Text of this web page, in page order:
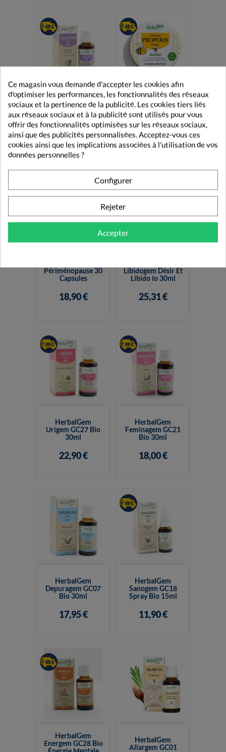
HerbalGem
Stomagem GC23
Bio 30ml
13,99 €
HerbalGem
Gommes Propolis
Gorge Junior Bio
45g
5,90 €
Périménopause 30
Capsules
18,90 €
Libidogem Désir Et
Libido Io 30ml
25,31 €
HerbalGem
Urigem GC27 Bio
30ml
22,90 €
HerbalGem
Feminagem GC21
Bio 30ml
18,00 €
HerbalGem
Depuragem GC07
Bio 30ml
17,95 €
HerbalGem
Sanogem GC18
Spray Bio 15ml
11,90 €
HerbalGem
Energem GC28 Bio
HerbalGem
Allargem GC01
Ce magasin vous demande d'accepter les cookies afin
d'optimiser les performances, les fonctionnalités des réseaux
sociaux et la pertinence de la publicité. Les cookies tiers liés
aux réseaux sociaux et à la publicité sont utilisés pour vous
offrir des fonctionnalités optimisées sur les réseaux sociaux,
ainsi que des publicités personnalisées. Acceptez-vous ces
cookies ainsi que les implications associées à l'utilisation de vos
données personnelles ?
Configurer
Rejeter
Accepter